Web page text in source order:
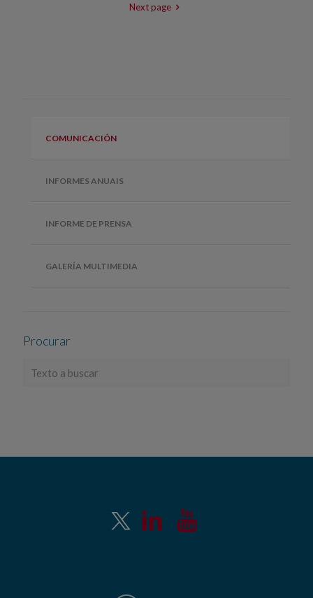
Next page
COMUNICACIÓN
INFORMES ANUAIS
INFORME DE PRENSA
GALERÍA MULTIMEDIA
Procurar